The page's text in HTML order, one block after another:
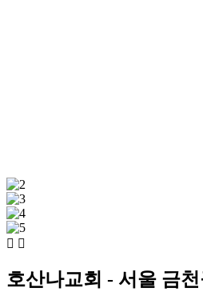
호산나교회 - 서울 금